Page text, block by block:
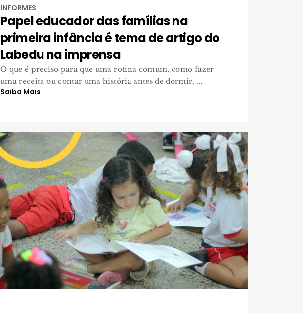
INFORMES
Papel educador das famílias na
primeira infância é tema de artigo do
Labedu na imprensa
O que é preciso para que uma rotina comum, como fazer
uma receita ou contar uma história antes de dormir, ...
Saiba Mais